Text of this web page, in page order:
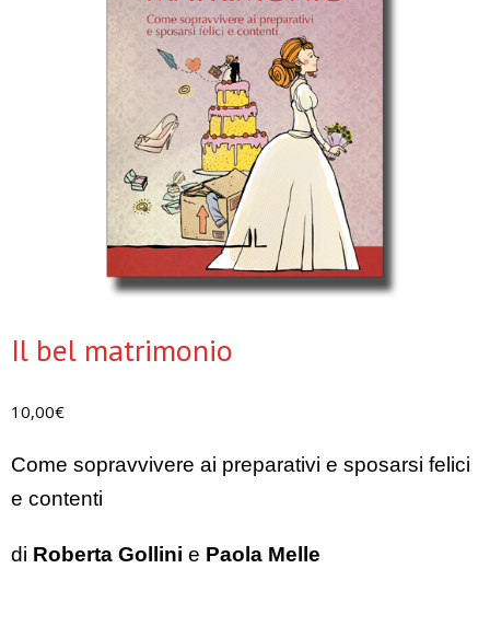
Il bel matrimonio
10,00€
Come sopravvivere ai preparativi e sposarsi felici
e contenti
di Roberta Gollini e Paola Melle